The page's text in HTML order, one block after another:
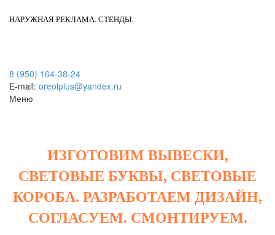
НАРУЖНАЯ РЕКЛАМА. СТЕНДЫ.
8 (950) 164-38-24
E-mail: oreolplus@yandex.ru
Меню
ИЗГОТОВИМ ВЫВЕСКИ,
СВЕТОВЫЕ БУКВЫ, СВЕТОВЫЕ
КОРОБА. РАЗРАБОТАЕМ ДИЗАЙН,
СОГЛАСУЕМ. СМОНТИРУЕМ.